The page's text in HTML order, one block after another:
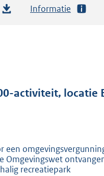
Informatie
activiteit, locatie
een
Omgevingswet
recreatiepark